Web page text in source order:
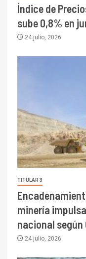
Índice de
sube 0,8% en
24 julio, 2026
TITULAR 3
minería
nacional según
24 julio, 2026